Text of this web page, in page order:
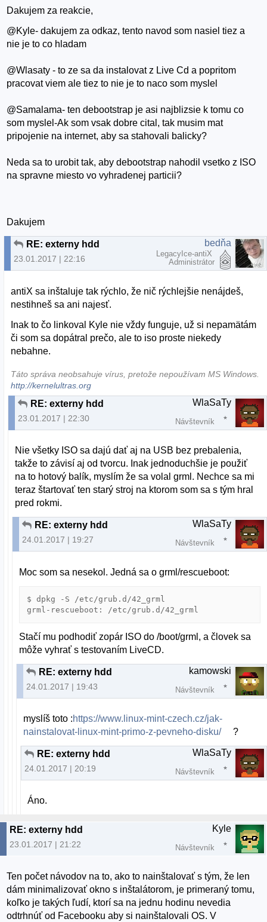
Dakujem za reakcie,
@Kyle- dakujem za odkaz, tento navod som nasiel tiez a
nie je to co hladam
@Wlasaty - to ze sa da instalovat z Live Cd a popritom
pracovat viem ale tiez to nie je to naco som myslel
@Samalama- ten debootstrap je asi najblizsie k tomu co
som myslel-Ak som vsak dobre cital, tak musim mat
pripojenie na internet, aby sa stahovali balicky?
Neda sa to urobit tak, aby debootstrap nahodil vsetko z ISO
na spravne miesto vo vyhradenej particii?
Dakujem
RE: externy hdd
23.01.2017 | 22:16
bedňa
LegacyIce-antiX
Administrátor
antiX sa inštaluje tak rýchlo, že nič rýchlejšie nenájdeš,
nestihneš sa ani najesť.
Inak to čo linkoval Kyle nie vždy funguje, už si nepamätám
či som sa dopátral prečo, ale to iso proste niekedy
nebahne.
Táto správa neobsahuje vírus, pretože nepoužívam MS Windows.
http://kernelultras.org
RE: externy hdd
23.01.2017 | 22:30
WlaSaTy
Návštevník
Nie všetky ISO sa dajú dať aj na USB bez prebalenia,
takže to závisí aj od tvorcu. Inak jednoduchšie je použiť
na to hotový balík, myslím že sa volal grml. Nechce sa mi
teraz štartovať ten starý stroj na ktorom som sa s tým hral
pred rokmi.
RE: externy hdd
24.01.2017 | 19:27
WlaSaTy
Návštevník
Moc som sa nesekol. Jedná sa o grml/rescueboot:
$ dpkg -S /etc/grub.d/42_grml
Stačí mu podhodiť zopár ISO do /boot/grml, a človek sa
môže vyhrať s testovaním LiveCD.
RE: externy hdd
24.01.2017 | 19:43
kamowski
Návštevník
myslíš toto :https://www.linux-mint-czech.cz/jak-
nainstalovat-linux-mint-primo-z-pevneho-disku/?
RE: externy hdd
24.01.2017 | 20:19
WlaSaTy
Návštevník
Áno.
RE: externy hdd
23.01.2017 | 21:22
Kyle
Návštevník
Ten počet návodov na to, ako to nainštalovať s tým, že len
dám minimalizovať okno s inštalátorom, je primeraný tomu,
koľko je takých ľudí, ktorí sa na jednu hodinu nevedia
odtrhnúť od Facebooku aby si nainštalovali OS. V